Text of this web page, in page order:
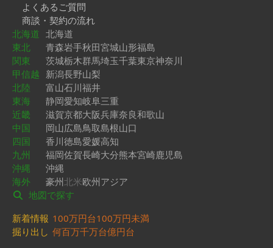
よくあるご質問
商談・契約の流れ
北海道 北海道
東北
青森岩手秋田宮城山形福島
関東
茨城栃木群馬埼玉千葉東京神奈川
甲信越 新潟長野山梨
北陸
富山石川福井
東海
静岡愛知岐阜三重
近畿
滋賀京都大阪兵庫奈良和歌山
中国
岡山広島鳥取島根山口
四国
香川徳島愛媛高知
九州
福岡佐賀長崎大分熊本宮崎鹿児島
沖縄
沖縄
海外
豪州北米欧州アジア
地図で探す
新着情報 100万円台100万円未満
掘り出し 何百万千万台億円台